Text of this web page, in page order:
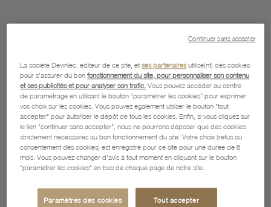
La société Devinlec, éditeur de ce site, etses partenairesutilise(nt) des cookies
pour s'assurer du bonfonctionnement du site, pour personnaliser son contenu
et ses publicités et pour analyser son trafic. Vous pouvez accéder au centre
de paramétrage en utilisant le bouton “paramétrer les cookies” pour exprimer
vos choix sur les cookies. Vous pouvez également utiliser le bouton "tout
accepter" pour autoriser le dépôt de tous les cookies. Enfin, si vous cliquez sur
le lien "continuer sans accepter", nous ne pourrons déposer que des cookies
strictement nécessaires au bon fonctionnement du site. Votre choix (refus ou
consentement des cookies) est enregistré pour ce site pour une durée de 6
mois. Vous pouvez changer d'avis à tout moment en cliquant sur le bouton
"paramétrer les cookies" en bas de chaque page de notre site.
Paramètres des cookies Tout accepter
Continuer sans accepter